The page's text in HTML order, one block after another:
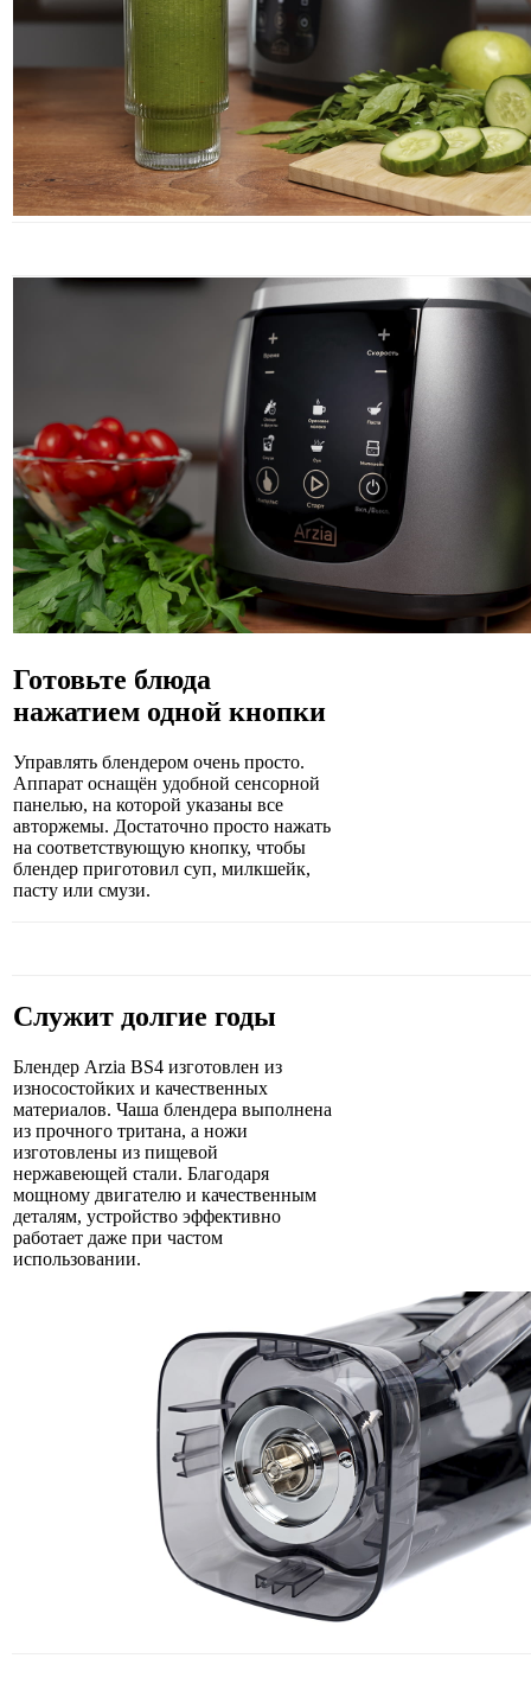
Готовьте блюда
нажатием одной кнопки
Управлять блендером очень просто.
Аппарат оснащён удобной сенсорной
панелью, на которой указаны все
авторжемы. Достаточно просто нажать
на соответствующую кнопку, чтобы
блендер приготовил суп, милкшейк,
пасту или смузи.
Служит долгие годы
Блендер Arzia BS4 изготовлен из
износостойких и качественных
материалов. Чаша блендера выполнена
из прочного тритана, а ножи
изготовлены из пищевой
нержавеющей стали. Благодаря
мощному двигателю и качественным
деталям, устройство эффективно
работает даже при частом
использовании.